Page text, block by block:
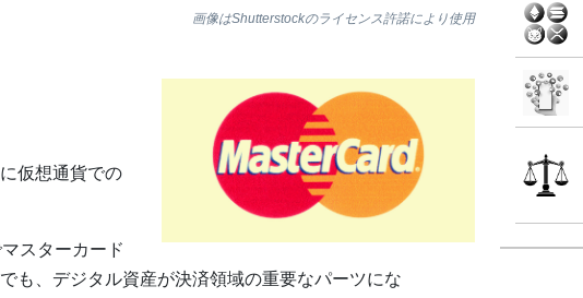
画像はShutterstockのライセンス許諾により使用
仮想通貨での
スターカード
も、デジタル資産が決済領域の重要なパーツにな